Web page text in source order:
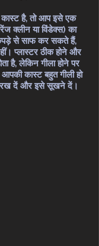
कास्ट है, तो आप इसे एक
क्लीन या विंडेक्स) का
से साफ कर सकते हैं,
प्लास्टर ठीक होने और
है, लेकिन गीला होने पर
कास्ट बहुत गीली हो
रख दें और इसे सूखने दें।